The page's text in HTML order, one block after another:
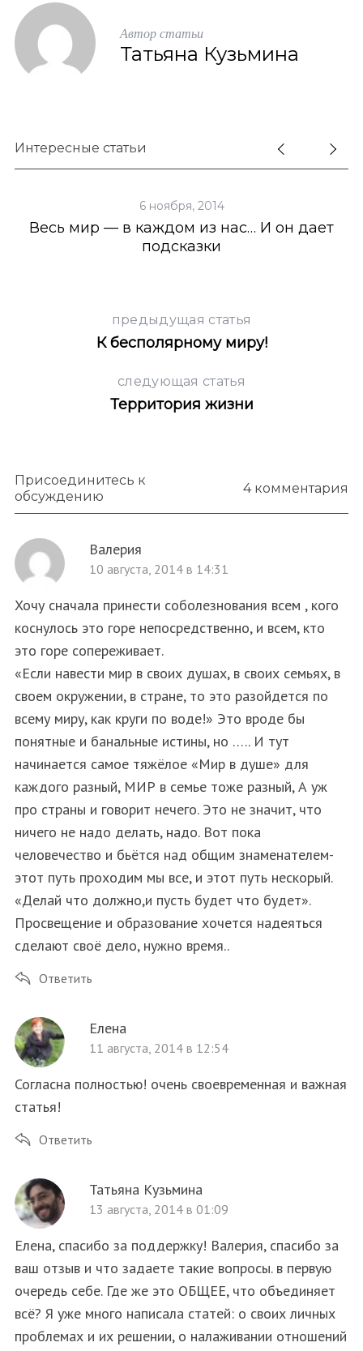
Автор статьи
Татьяна Кузьмина
Интересные статьи
6 ноября, 2014
Весь мир — в каждом из нас… И он дает
подсказки
предыдущая статья
К бесполярному миру!
следующая статья
Территория жизни
Присоединитесь к
обсуждению
4 комментария
Валерия
10 августа, 2014 в 14:31
Хочу сначала принести соболезнования всем , кого
коснулось это горе непосредственно, и всем, кто
это горе сопереживает.
«Если навести мир в своих душах, в своих семьях, в
своем окружении, в стране, то это разойдется по
всему миру, как круги по воде!» Это вроде бы
понятные и банальные истины, но ….. И тут
начинается самое тяжёлое «Мир в душе» для
каждого разный, МИР в семье тоже разный, А уж
про страны и говорит нечего. Это не значит, что
ничего не надо делать, надо. Вот пока
человечество и бьётся над общим знаменателем-
этот путь проходим мы все, и этот путь нескорый.
«Делай что должно,и пусть будет что будет».
Просвещение и образование хочется надеяться
сделают своё дело, нужно время..
Ответить
Елена
11 августа, 2014 в 12:54
Согласна полностью! очень своевременная и важная
статья!
Ответить
Татьяна Кузьмина
13 августа, 2014 в 01:09
Елена, спасибо за поддержку! Валерия, спасибо за
ваш отзыв и что задаете такие вопросы. в первую
очередь себе. Где же это ОБЩЕЕ, что объединяет
всё? Я уже много написала статей: о своих личных
проблемах и их решении, о налаживании отношений